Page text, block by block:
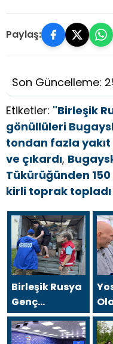
Paylaş:
Son Güncelleme:
Etiketler: "Birleşik
gönüllüleri
tondan fazla
ve çıkardı,
Tükürüğünden
kirli toprak topladı
Birleşik Rusya
Genç
Muhafızları’ndan
gönüllüler,